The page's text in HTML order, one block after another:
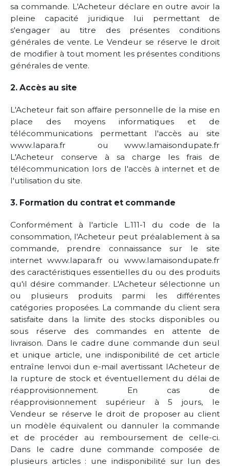
sa commande. L'Acheteur déclare en outre avoir la
pleine capacité juridique lui permettant de
s'engager au titre des présentes conditions
générales de vente. Le Vendeur se réserve le droit
de modifier à tout moment les présentes conditions
générales de vente.
2. Accès au site
L'Acheteur fait son affaire personnelle de la mise en
place des moyens informatiques et de
télécommunications permettant l'accès au site
www.lapara.fr ou www.lamaisondupate.fr
L'Acheteur conserve à sa charge les frais de
télécommunication lors de l'accès à internet et de
l'utilisation du site.
3. Formation du contrat et commande
Conformément à l'article L.111-1 du code de la
consommation, l'Acheteur peut préalablement à sa
commande, prendre connaissance sur le site
internet www.lapara.fr ou www.lamaisondupate.fr
des caractéristiques essentielles du ou des produits
qu'il désire commander. L'Acheteur sélectionne un
ou plusieurs produits parmi les différentes
catégories proposées. La commande du client sera
satisfaite dans la limite des stocks disponibles ou
sous réserve des commandes en attente de
livraison. Dans le cadre dune commande dun seul
et unique article, une indisponibilité de cet article
entraîne lenvoi dun e-mail avertissant lAcheteur de
la rupture de stock et éventuellement du délai de
réapprovisionnement. En cas de
réapprovisionnement supérieur à 5 jours, le
Vendeur se réserve le droit de proposer au client
un modèle équivalent ou dannuler la commande
et de procéder au remboursement de celle-ci.
Dans le cadre dune commande composée de
plusieurs articles : une indisponibilité sur lun des